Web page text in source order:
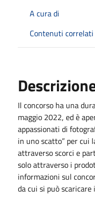
A cura di
Contenuti correlati
Il concorso ha una
maggio 2022, ed è
appassionati di
in uno scatto” per cui
attraverso scorci e
solo attraverso i
informazioni sul
da cui si può